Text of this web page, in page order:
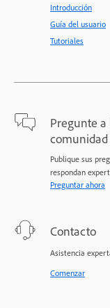
Introducción
Guía del usuario
Tutoriales
Pregunte a
comunidad
Publique sus
respondan
Preguntar ahora
Contacto
Asistencia
Comenzar